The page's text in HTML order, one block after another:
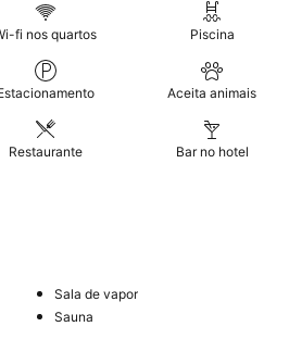
fi nos quartos Piscina
Aceita animais
Restaurante Bar no hotel
Sala de vapor
Sauna